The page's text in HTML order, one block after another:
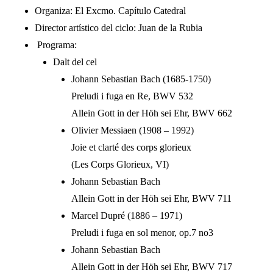
Organiza: El Excmo. Capítulo Catedral
Director artístico del ciclo: Juan de la Rubia
Programa:
Dalt del cel
Johann Sebastian Bach (1685-1750)
Preludi i fuga en Re, BWV 532
Allein Gott in der Höh sei Ehr, BWV 662
Olivier Messiaen (1908 – 1992)
Joie et clarté des corps glorieux
(Les Corps Glorieux, VI)
Johann Sebastian Bach
Allein Gott in der Höh sei Ehr, BWV 711
Marcel Dupré (1886 – 1971)
Preludi i fuga en sol menor, op.7 no3
Johann Sebastian Bach
Allein Gott in der Höh sei Ehr, BWV 717